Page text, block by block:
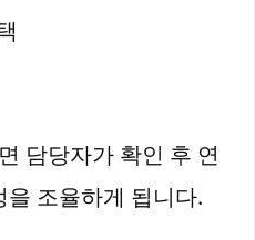
담당자가 확인 후 연
조율하게 됩니다.